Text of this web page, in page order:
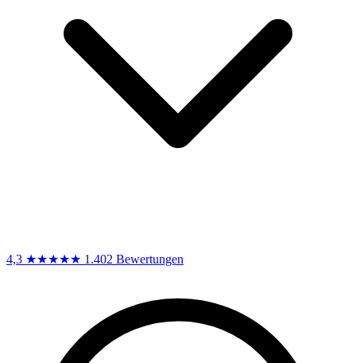
4,3 ★★★★★ 1.402 Bewertungen